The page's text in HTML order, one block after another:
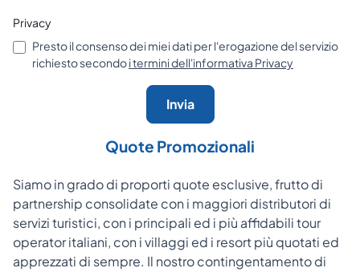
Privacy
Presto il consenso dei miei dati per l'erogazione del servizio
richiesto secondoi termini dell'informativa Privacy
Invia
Quote Promozionali
Siamo in grado di proporti quote esclusive, frutto di
partnership consolidate con i maggiori distributori di
servizi turistici, con i principali ed i più affidabili tour
operator italiani, con i villaggi ed i resort più quotati ed
apprezzati di sempre. Il nostro contingentamento di